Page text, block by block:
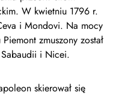
W kwietniu 1796 r.
i Mondovi. Na mocy
zmuszony został
i Nicei.
skierował się